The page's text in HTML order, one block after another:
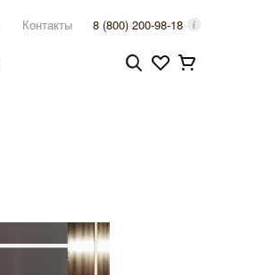
Контакты 8 (800) 200-98-18